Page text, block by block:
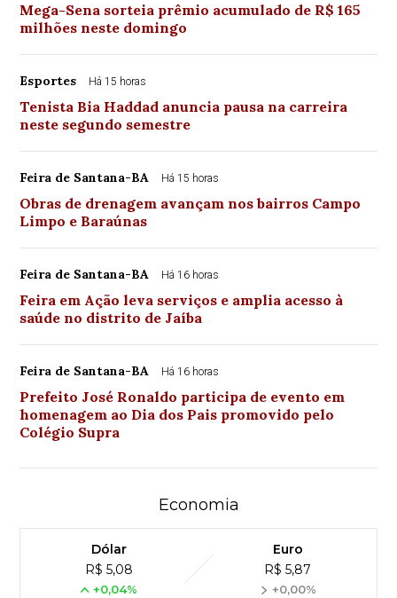
Mega-Sena sorteia prêmio acumulado de R$ 165
milhões neste domingo
Esportes Há 15 horas
Tenista Bia Haddad anuncia pausa na carreira
neste segundo semestre
Feira de Santana-BA Há 15 horas
Obras de drenagem avançam nos bairros Campo
Limpo e Baraúnas
Feira de Santana-BA Há 16 horas
Feira em Ação leva serviços e amplia acesso à
saúde no distrito de Jaíba
Feira de Santana-BA Há 16 horas
Prefeito José Ronaldo participa de evento em
homenagem ao Dia dos Pais promovido pelo
Colégio Supra
Economia
Dólar
R$ 5,08
+0,04%
Euro
R$ 5,87
+0,00%